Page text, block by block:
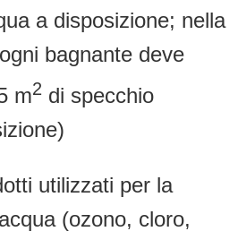
a disposizione; nella
bagnante deve
m2 di specchio
utilizzati per la
(ozono, cloro,